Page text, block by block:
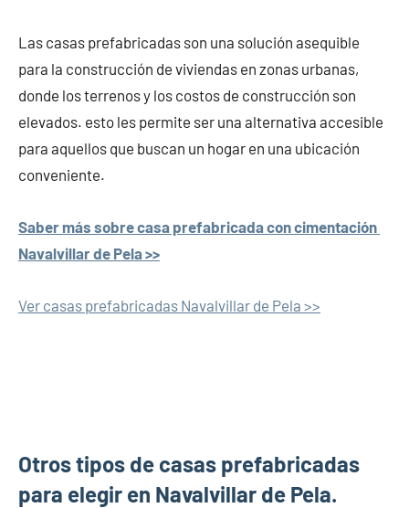
Las casas prefabricadas son una solución asequible
para la construcción de viviendas en zonas urbanas,
donde los terrenos y los costos de construcción son
elevados. esto les permite ser una alternativa accesible
para aquellos que buscan un hogar en una ubicación
conveniente.
Saber más sobre casa prefabricada con cimentación
Navalvillar de Pela >>
Ver casas prefabricadas Navalvillar de Pela >>
Otros tipos de casas prefabricadas
para elegir en Navalvillar de Pela.